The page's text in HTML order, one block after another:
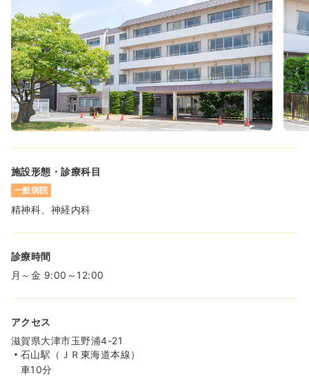
施設形態・診療科目
一般病院
精神科、神経内科
診療時間
月～金 9:00～12:00
アクセス
滋賀県大津市玉野浦4-21
石山駅（ＪＲ東海道本線）
車10分